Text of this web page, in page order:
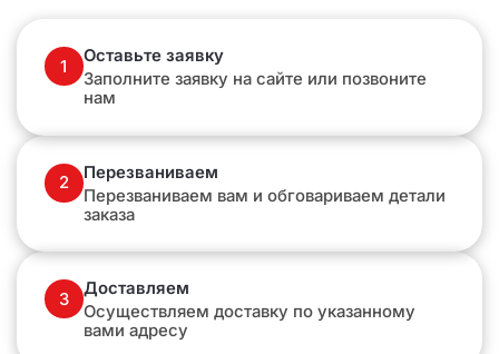
1
Оставьте заявку
Заполните заявку на сайте или позвоните
нам
2
Перезваниваем
Перезваниваем вам и обговариваем детали
заказа
3
Доставляем
Осуществляем доставку по указанному
вами адресу